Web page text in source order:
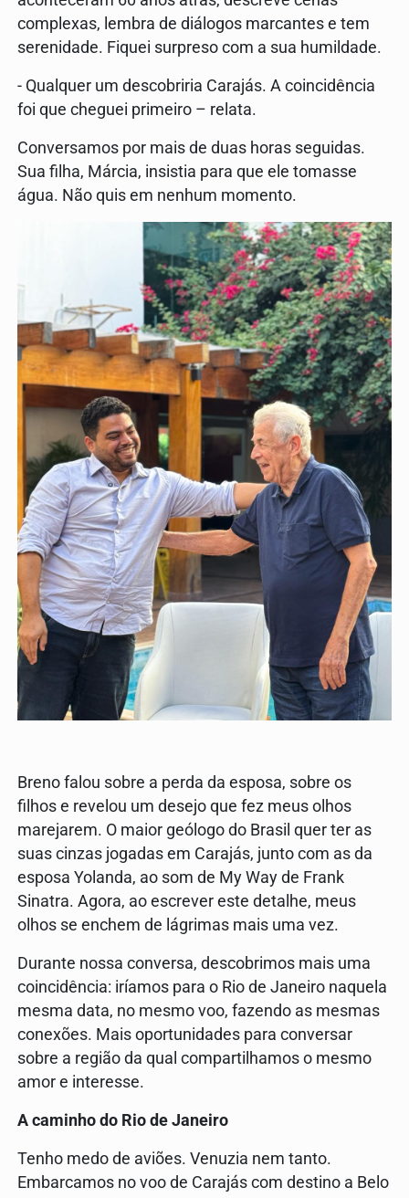
complexas, lembra de diálogos marcantes e tem
serenidade. Fiquei surpreso com a sua humildade.
- Qualquer um descobriria Carajás. A coincidência
foi que cheguei primeiro – relata.
Conversamos por mais de duas horas seguidas.
Sua filha, Márcia, insistia para que ele tomasse
água. Não quis em nenhum momento.
Breno falou sobre a perda da esposa, sobre os
filhos e revelou um desejo que fez meus olhos
marejarem. O maior geólogo do Brasil quer ter as
suas cinzas jogadas em Carajás, junto com as da
esposa Yolanda, ao som de My Way de Frank
Sinatra. Agora, ao escrever este detalhe, meus
olhos se enchem de lágrimas mais uma vez.
Durante nossa conversa, descobrimos mais uma
coincidência: iríamos para o Rio de Janeiro naquela
mesma data, no mesmo voo, fazendo as mesmas
conexões. Mais oportunidades para conversar
sobre a região da qual compartilhamos o mesmo
amor e interesse.
A caminho do Rio de Janeiro
Tenho medo de aviões. Venuzia nem tanto.
Embarcamos no voo de Carajás com destino a Belo